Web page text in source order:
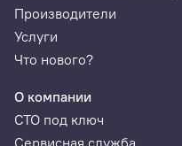
Производители
Услуги
Что нового?
О компании
СТО под ключ
Сервисная служба